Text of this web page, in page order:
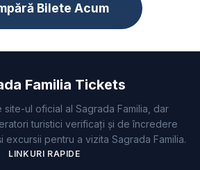
Bilete Acum
Familia Tickets
site-ul oficial al Sagrada Familia, dar
turistici verificați și de încredere
pentru a vizita Sagrada Familia.
LINKURI RAPIDE